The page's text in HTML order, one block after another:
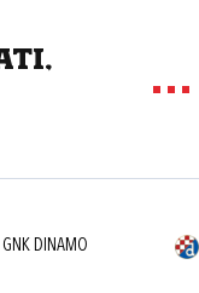
GNK DINAMO